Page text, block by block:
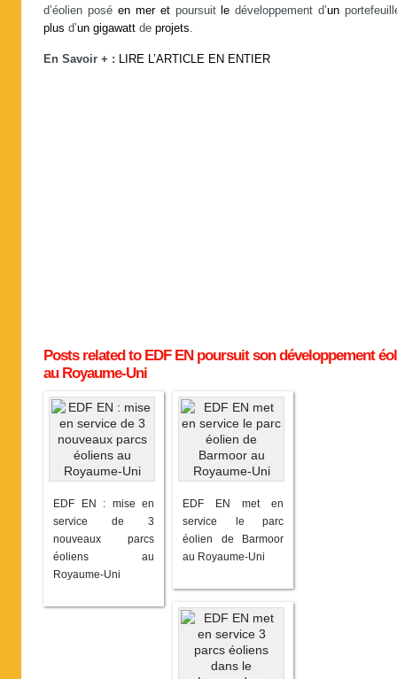
d’éolien posé en mer etpoursuit le développement d’un
plus d’un gigawatt de projets.
En Savoir + : LIRE L’ARTICLE EN ENTIER
Posts related to EDF EN poursuit son développement
au Royaume-Uni
EDF EN : mise en
service de 3
nouveaux parcs
éoliens au
Royaume-Uni
EDF EN met en
service le parc
éolien de Barmoor
au Royaume-Uni